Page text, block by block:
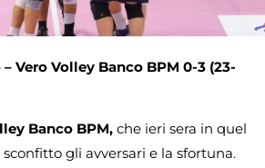
Vero Volley Banco BPM 0-3 (23-
Banco BPM, che ieri sera in quel
sconfitto gli avversari e la sfortuna.